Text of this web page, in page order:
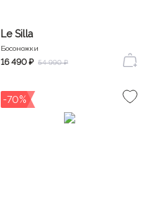
Le Silla
Босоножки
16 490 ₽ 54 990 ₽
-70%